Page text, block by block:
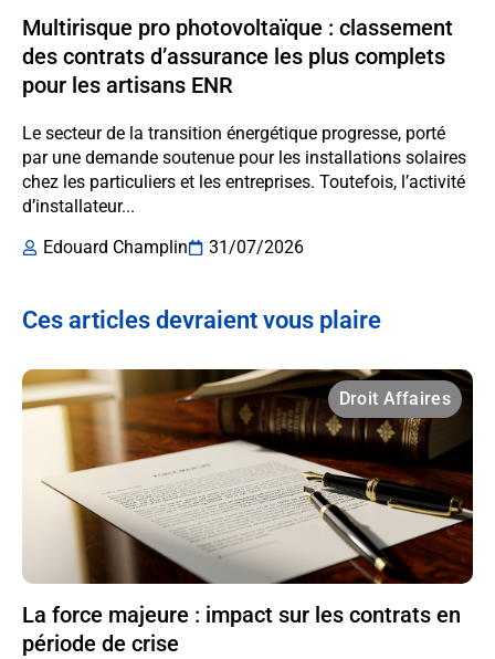
Multirisque pro photovoltaïque : classement
des contrats d’assurance les plus complets
pour les artisans ENR
Le secteur de la transition énergétique progresse, porté
par une demande soutenue pour les installations solaires
chez les particuliers et les entreprises. Toutefois, l’activité
d’installateur...
Edouard Champlin
31/07/2026
Ces articles devraient vous plaire
Droit Affaires
La force majeure : impact sur les contrats en
période de crise